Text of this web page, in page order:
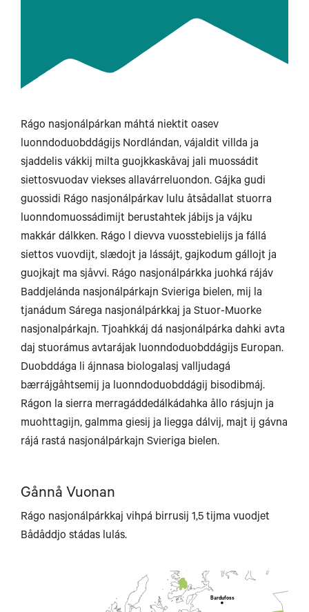
Rágo nasjonálpárkan máhtá niektit oasev
luonndoduobddágijs Nordlándan, vájaldit villda ja
sjaddelis vákkij milta guojkkaskåvaj jali muossádit
siettosvuodav viekses allavárreluondon. Gájka gudi
guossidi Rágo nasjonálpárkav lulu åtsådallat stuorra
luonndomuossádimijt berustahtek jábijs ja vájku
makkár dálkken. Rágo l dievva vuosstebielijs ja fállá
siettos vuovdijt, slædojt ja lássájt, gajkodum gállojt ja
guojkajt ma sjåvvi. Rágo nasjonálpárkka juohká rájáv
Baddjelánda nasjonálpárkajn Svieriga bielen, mij la
tjanádum Sárega nasjonálpárkkaj ja Stuor-Muorke
nasjonalpárkajn. Tjoahkkáj dá nasjonálpárka dahki avta
daj stuorámus avtarájak luonndoduobddágijs Europan.
Duobddága li ájnnasa biologalasj valljudagá
bærrájgåhtsemij ja luonndoduobddágij bisodibmáj.
Rágon la sierra merragáddedálkádahka ållo rásjujn ja
muohttagijn, galmma giesij ja liegga dálvij, majt ij gávna
rájá rastá nasjonálpárkajn Svieriga bielen.
Gånnå Vuonan
Rágo nasjonálpárkkaj vihpá birrusij 1,5 tijma vuodjet
Bådåddjo stádas lulás.
Bardufoss